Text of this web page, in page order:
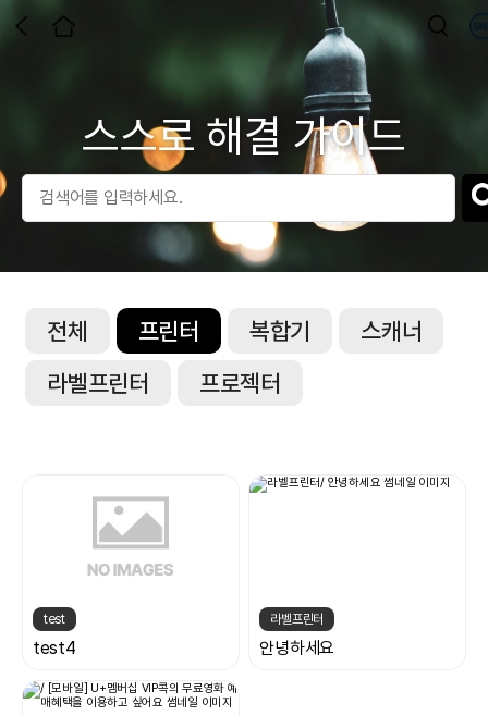
스스로 해결 가이드
전체 프린터 복합기
스캐너
라벨프린터
프로젝터
test
test4
라벨프린터
안녕하세요